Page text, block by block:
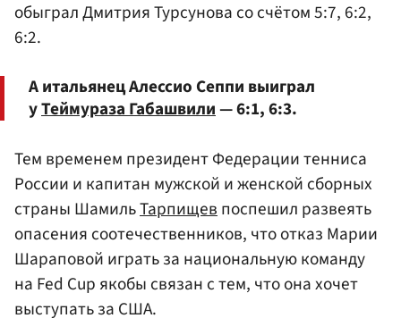
обыграл Дмитрия Турсунова со счётом 5:7, 6:2,
6:2.
А итальянец Алессио Сеппи выиграл
уТеймураза Габашвили— 6:1, 6:3.
Тем временем президент Федерации тенниса
России и капитан мужской и женской сборных
страны ШамильТарпищевпоспешил развеять
опасения соотечественников, что отказ Марии
Шараповой играть за национальную команду
на Fed Cup якобы связан с тем, что она хочет
выступать за США.